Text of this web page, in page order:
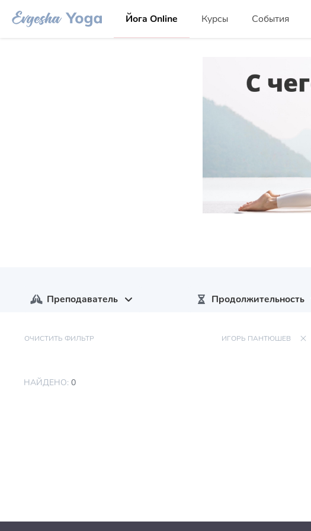
Йога Online Курсы События
Преподаватель Продолжительность
ОЧИСТИТЬ ФИЛЬТР ИГОРЬ ПАНТЮШЕВ
НАЙДЕНО: 0